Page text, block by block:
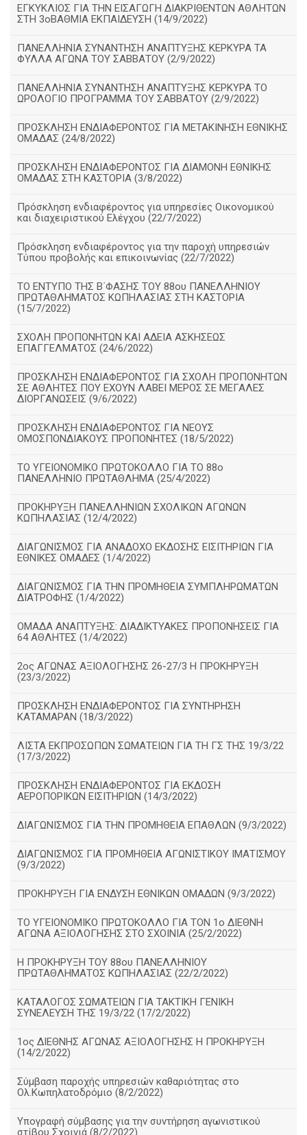
ΕΓΚΥΚΛΙΟΣ ΓΙΑ ΤΗΝ ΕΙΣΑΓΩΓΗ ΔΙΑΚΡΙΘΕΝΤΩΝ ΑΘΛΗΤΩΝ
ΣΤΗ 3οΒΑΘΜΙΑ ΕΚΠΑΙΔΕΥΣΗ (14/9/2022)
ΠΑΝΕΛΛΗΝΙΑ ΣΥΝΑΝΤΗΣΗ ΑΝΑΠΤΥΞΗΣ ΚΕΡΚΥΡΑ ΤΑ
ΦΥΛΛΑ ΑΓΩΝΑ ΤΟΥ ΣΑΒΒΑΤΟΥ (2/9/2022)
ΠΑΝΕΛΛΗΝΙΑ ΣΥΝΑΝΤΗΣΗ ΑΝΑΠΤΥΞΗΣ ΚΕΡΚΥΡΑ ΤΟ
ΩΡΟΛΟΓΙΟ ΠΡΟΓΡΑΜΜΑ ΤΟΥ ΣΑΒΒΑΤΟΥ (2/9/2022)
ΠΡΟΣΚΛΗΣΗ ΕΝΔΙΑΦΕΡΟΝΤΟΣ ΓΙΑ ΜΕΤΑΚΙΝΗΣΗ ΕΘΝΙΚΗΣ
ΟΜΑΔΑΣ (24/8/2022)
ΠΡΟΣΚΛΗΣΗ ΕΝΔΙΑΦΕΡΟΝΤΟΣ ΓΙΑ ΔΙΑΜΟΝΗ ΕΘΝΙΚΗΣ
ΟΜΑΔΑΣ ΣΤΗ ΚΑΣΤΟΡΙΑ (3/8/2022)
Πρόσκληση ενδιαφέροντος για υπηρεσίες Οικονομικού
και διαχειριστικού Ελέγχου (22/7/2022)
Πρόσκληση ενδιαφέροντος για την παροχή υπηρεσιών
Τύπου προβολής και επικοινωνίας (22/7/2022)
ΤΟ ΕΝΤΥΠΟ ΤΗΣ Β΄ΦΑΣΗΣ ΤΟΥ 88ου ΠΑΝΕΛΛΗΝΙΟΥ
ΠΡΩΤΑΘΛΗΜΑΤΟΣ ΚΩΠΗΛΑΣΙΑΣ ΣΤΗ ΚΑΣΤΟΡΙΑ
(15/7/2022)
ΣΧΟΛΗ ΠΡΟΠΟΝΗΤΩΝ ΚΑΙ ΑΔΕΙΑ ΑΣΚΗΣΕΩΣ
ΕΠΑΓΓΕΛΜΑΤΟΣ (24/6/2022)
ΠΡΟΣΚΛΗΣΗ ΕΝΔΙΑΦΕΡΟΝΤΟΣ ΓΙΑ ΣΧΟΛΗ ΠΡΟΠΟΝΗΤΩΝ
ΣΕ ΑΘΛΗΤΕΣ ΠΟΥ ΕΧΟΥΝ ΛΑΒΕΙ ΜΕΡΟΣ ΣΕ ΜΕΓΑΛΕΣ
ΔΙΟΡΓΑΝΩΣΕΙΣ (9/6/2022)
ΠΡΟΣΚΛΗΣΗ ΕΝΔΙΑΦΕΡΟΝΤΟΣ ΓΙΑ ΝΕΟΥΣ
ΟΜΟΣΠΟΝΔΙΑΚΟΥΣ ΠΡΟΠΟΝΗΤΕΣ (18/5/2022)
ΤΟ ΥΓΕΙΟΝΟΜΙΚΟ ΠΡΩΤΟΚΟΛΛΟ ΓΙΑ ΤΟ 88ο
ΠΑΝΕΛΛΗΝΙΟ ΠΡΩΤΑΘΛΗΜΑ (25/4/2022)
ΠΡΟΚΗΡΥΞΗ ΠΑΝΕΛΛΗΝΙΩΝ ΣΧΟΛΙΚΩΝ ΑΓΩΝΩΝ
ΚΩΠΗΛΑΣΙΑΣ (12/4/2022)
ΔΙΑΓΩΝΙΣΜΟΣ ΓΙΑ ΑΝΑΔΟΧΟ ΕΚΔΟΣΗΣ ΕΙΣΙΤΗΡΙΩΝ ΓΙΑ
ΕΘΝΙΚΕΣ ΟΜΑΔΕΣ (1/4/2022)
ΔΙΑΓΩΝΙΣΜΟΣ ΓΙΑ ΤΗΝ ΠΡΟΜΗΘΕΙΑ ΣΥΜΠΛΗΡΩΜΑΤΩΝ
ΔΙΑΤΡΟΦΗΣ (1/4/2022)
ΟΜΑΔΑ ΑΝΑΠΤΥΞΗΣ: ΔΙΑΔΙΚΤΥΑΚΕΣ ΠΡΟΠΟΝΗΣΕΙΣ ΓΙΑ
64 ΑΘΛΗΤΕΣ (1/4/2022)
2ος ΑΓΩΝΑΣ ΑΞΙΟΛΟΓΗΣΗΣ 26-27/3 Η ΠΡΟΚΗΡΥΞΗ
(23/3/2022)
ΠΡΟΣΚΛΗΣΗ ΕΝΔΙΑΦΕΡΟΝΤΟΣ ΓΙΑ ΣΥΝΤΗΡΗΣΗ
ΚΑΤΑΜΑΡΑΝ (18/3/2022)
ΛΙΣΤΑ ΕΚΠΡΟΣΩΠΩΝ ΣΩΜΑΤΕΙΩΝ ΓΙΑ ΤΗ ΓΣ ΤΗΣ 19/3/22
(17/3/2022)
ΠΡΟΣΚΛΗΣΗ ΕΝΔΙΑΦΕΡΟΝΤΟΣ ΓΙΑ ΕΚΔΟΣΗ
ΑΕΡΟΠΟΡΙΚΩΝ ΕΙΣΙΤΗΡΙΩΝ (14/3/2022)
ΔΙΑΓΩΝΙΣΜΟΣ ΓΙΑ ΤΗΝ ΠΡΟΜΗΘΕΙΑ ΕΠΑΘΛΩΝ (9/3/2022)
ΔΙΑΓΩΝΙΣΜΟΣ ΓΙΑ ΠΡΟΜΗΘΕΙΑ ΑΓΩΝΙΣΤΙΚΟΥ ΙΜΑΤΙΣΜΟΥ
(9/3/2022)
ΠΡΟΚΗΡΥΞΗ ΓΙΑ ΕΝΔΥΣΗ ΕΘΝΙΚΩΝ ΟΜΑΔΩΝ (9/3/2022)
ΤΟ ΥΓΕΙΟΝΟΜΙΚΟ ΠΡΩΤΟΚΟΛΛΟ ΓΙΑ ΤΟΝ 1ο ΔΙΕΘΝΗ
ΑΓΩΝΑ ΑΞΙΟΛΟΓΗΣΗΣ ΣΤΟ ΣΧΟΙΝΙΑ (25/2/2022)
Η ΠΡΟΚΗΡΥΞΗ ΤΟΥ 88ου ΠΑΝΕΛΛΗΝΙΟΥ
ΠΡΩΤΑΘΛΗΜΑΤΟΣ ΚΩΠΗΛΑΣΙΑΣ (22/2/2022)
ΚΑΤΑΛΟΓΟΣ ΣΩΜΑΤΕΙΩΝ ΓΙΑ ΤΑΚΤΙΚΗ ΓΕΝΙΚΗ
ΣΥΝΕΛΕΥΣΗ ΤΗΣ 19/3/22 (17/2/2022)
1ος ΔΙΕΘΝΗΣ ΑΓΩΝΑΣ ΑΞΙΟΛΟΓΗΣΗΣ Η ΠΡΟΚΗΡΥΞΗ
(14/2/2022)
Σύμβαση παροχής υπηρεσιών καθαριότητας στο
Ολ.Κωπηλατοδρόμιο (8/2/2022)
Υπογραφή σύμβασης για την συντήρηση αγωνιστικού
στίβου Σχοινιά (8/2/2022)